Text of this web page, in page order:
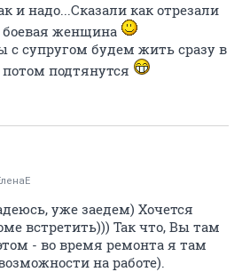
и надо...Сказали как отрезали
женщина
супругом будем жить сразу в
подтянутся
уже заедем) Хочется
встретить))) Так что, Вы там
- во время ремонта я там
на работе).